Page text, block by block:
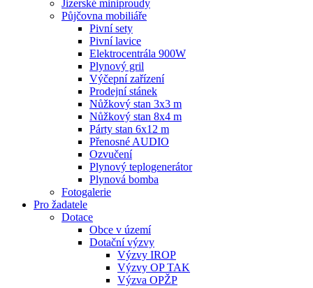
Jizerské miniproudy
Půjčovna mobiliáře
Pivní sety
Pivní lavice
Elektrocentrála 900W
Plynový gril
Výčepní zařízení
Prodejní stánek
Nůžkový stan 3x3 m
Nůžkový stan 8x4 m
Párty stan 6x12 m
Přenosné AUDIO
Ozvučení
Plynový teplogenerátor
Plynová bomba
Fotogalerie
Pro žadatele
Dotace
Obce v území
Dotační výzvy
Výzvy IROP
Výzvy OP TAK
Výzva OPŽP